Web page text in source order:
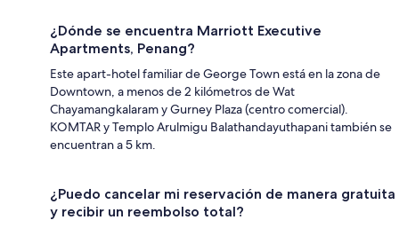
¿Dónde se encuentra Marriott Executive
Apartments, Penang?
Este apart-hotel familiar de George Town está en la zona de
Downtown, a menos de 2 kilómetros de Wat
Chayamangkalaram y Gurney Plaza (centro comercial).
KOMTAR y Templo Arulmigu Balathandayuthapani también se
encuentran a 5 km.
¿Puedo cancelar mi reservación de manera gratuita
y recibir un reembolso total?